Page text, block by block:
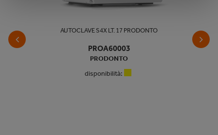
AUTOCLAVE S4X LT. 17 PRODONTO
PROA60003
PRODONTO
disponibilità: